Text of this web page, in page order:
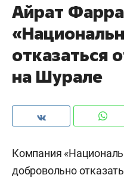
Айрат
отказаться
на Шурале
Компания
добровольно